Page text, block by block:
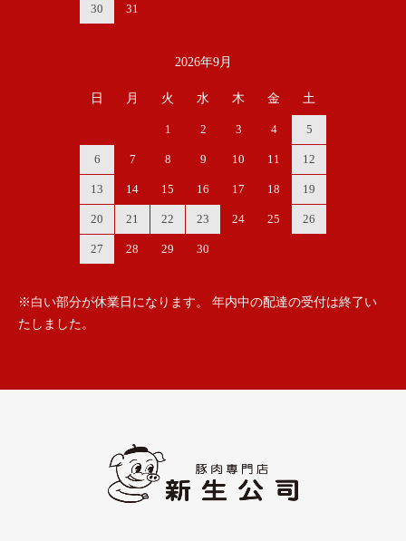
30 31
2026年9月
日 月 火 水 木 金 土
1 2 3 4 5
6 7 8 9 10 11 12
13 14 15 16 17 18 19
20 21 22 23 24 25 26
27 28 29 30
※白い部分が休業日になります。 年内中の配達の受付は終了い
たしました。